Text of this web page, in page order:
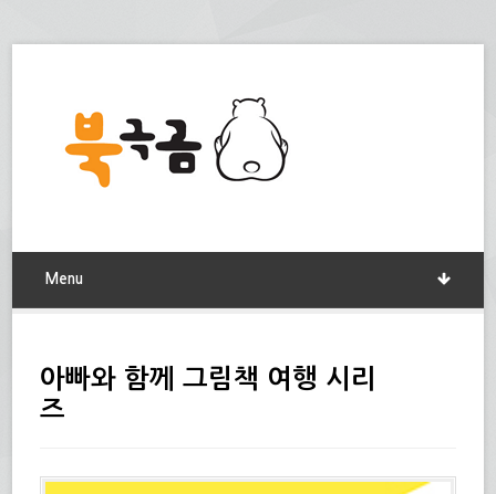
Menu
아빠와 함께 그림책 여행 시리
즈